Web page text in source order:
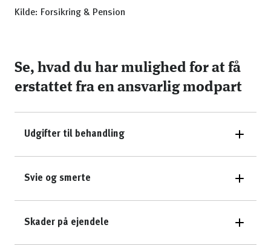
Kilde: Forsikring & Pension
Se, hvad du har mulighed for at få
erstattet fra en ansvarlig modpart
Udgifter til behandling
Svie og smerte
Skader på ejendele